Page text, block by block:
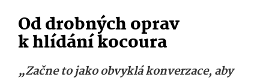
Od drobných oprav
k hlídání kocoura
„Začne to jako obvyklá konverzace, aby